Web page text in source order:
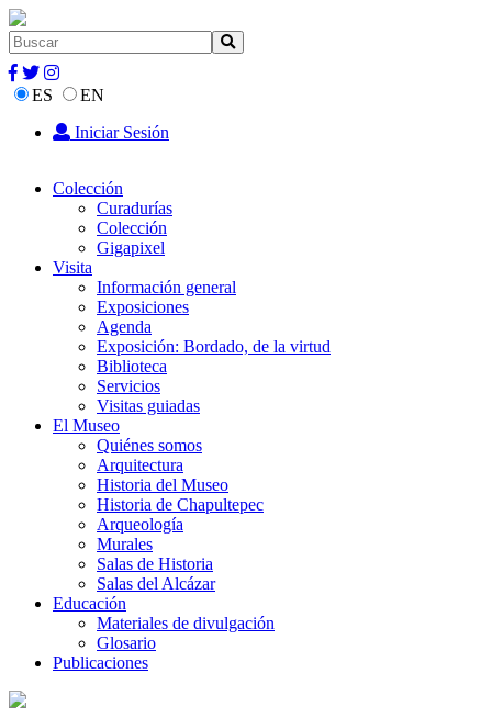
ES
EN
Iniciar Sesión
Colección
Curadurías
Colección
Gigapixel
Visita
Información general
Exposiciones
Agenda
Exposición: Bordado, de la virtud
Biblioteca
Servicios
Visitas guiadas
El Museo
Quiénes somos
Arquitectura
Historia del Museo
Historia de Chapultepec
Arqueología
Murales
Salas de Historia
Salas del Alcázar
Educación
Materiales de divulgación
Glosario
Publicaciones